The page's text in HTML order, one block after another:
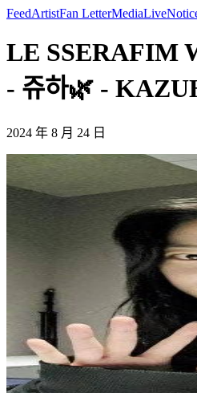
FeedArtistFan LetterMediaLive
LE SSERAFIM
- 쥬하🌿 -
2024 年 8 月 24 日